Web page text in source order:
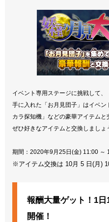
イベント専用ステージに挑戦して、
手に入れた「お月見団子」はイベ
カラ探知機」などの豪華アイテムと
ぜひ好きなアイテムと交換しましょ
期間：2020年9月25日(金) 11:00 ～
※アイテム交換は 10月 5 日(月)
報酬大量ゲット！1日
開催！